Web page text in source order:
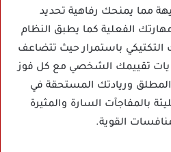
مما يمنحك رفاهية تحديد
الفعلية كما يطبق النظام
التكتيكي باستمرار حيث تتضاعف
تقييمك الشخصي مع كل فوز
وريادتك المستحقة في
بالمفاجآت السارة والمثيرة
القوية.